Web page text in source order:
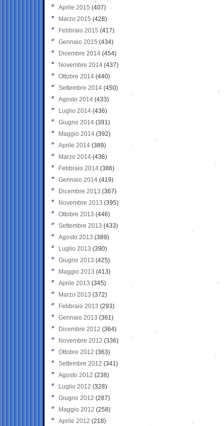
Aprile 2015 (407)
Marzo 2015 (428)
Febbraio 2015 (417)
Gennaio 2015 (434)
Dicembre 2014 (454)
Novembre 2014 (437)
Ottobre 2014 (440)
Settembre 2014 (450)
Agosto 2014 (433)
Luglio 2014 (436)
Giugno 2014 (391)
Maggio 2014 (392)
Aprile 2014 (389)
Marzo 2014 (436)
Febbraio 2014 (386)
Gennaio 2014 (419)
Dicembre 2013 (367)
Novembre 2013 (395)
Ottobre 2013 (446)
Settembre 2013 (433)
Agosto 2013 (389)
Luglio 2013 (390)
Giugno 2013 (425)
Maggio 2013 (413)
Aprile 2013 (345)
Marzo 2013 (372)
Febbraio 2013 (293)
Gennaio 2013 (361)
Dicembre 2012 (364)
Novembre 2012 (336)
Ottobre 2012 (363)
Settembre 2012 (341)
Agosto 2012 (238)
Luglio 2012 (328)
Giugno 2012 (287)
Maggio 2012 (258)
Aprile 2012 (218)